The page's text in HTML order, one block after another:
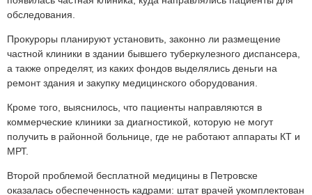
обследования.
Прокуроры планируют установить, законно ли размещение
частной клиники в здании бывшего туберкулезного диспансера,
а также определят, из каких фондов выделялись деньги на
ремонт здания и закупку медицинского оборудования.
Кроме того, выяснилось, что пациенты направляются в
коммерческие клиники за диагностикой, которую не могут
получить в районной больнице, где не работают аппараты КТ и
МРТ.
Второй проблемой бесплатной медицины в Петровске
оказалась обеспеченность кадрами: штат врачей укомплектован